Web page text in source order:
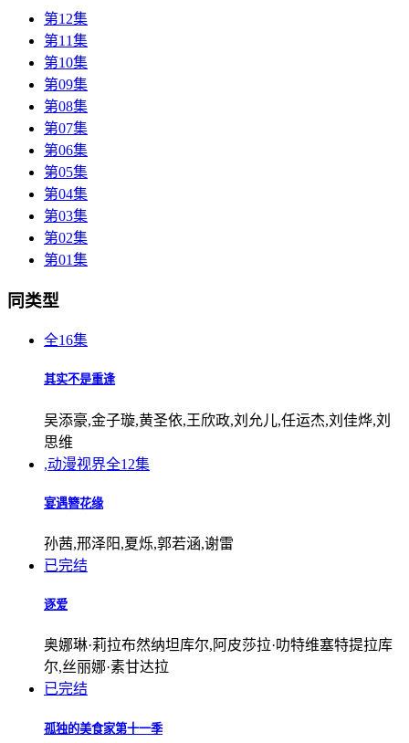
第12集
第11集
第10集
第09集
第08集
第07集
第06集
第05集
第04集
第03集
第02集
第01集
同类型
全16集
其实不是重逢
吴添豪,金子璇,黄圣依,王欣政,刘允儿,任运杰,刘佳烨,刘
思维
,动漫视界全12集
宴遇簪花缘
孙茜,邢泽阳,夏烁,郭若涵,谢雷
已完结
逐爱
奥娜琳·莉拉布然纳坦库尔,阿皮莎拉·叻特维塞特提拉库
尔,丝丽娜·素甘达拉
已完结
孤独的美食家第十一季